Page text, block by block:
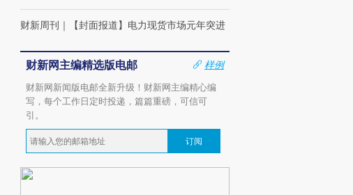
财新周刊 ｜ 【封面报道】电力现货市场元年突进
财新网主编精选版电邮
样例
财新网新闻版电邮全新升级！财新网主编精心编
写，每个工作日定时投递，篇篇重磅，可信可
引。
订阅